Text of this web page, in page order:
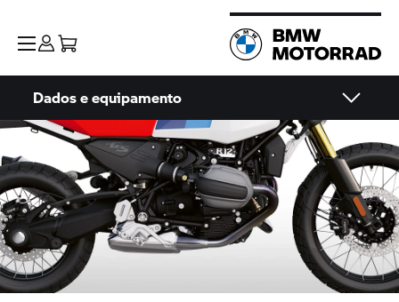
Dados e equipamento